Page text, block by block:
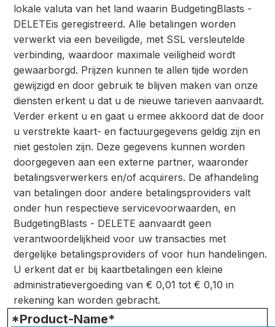
lokale valuta van het land waarin BudgetingBlasts -
DELETEis geregistreerd. Alle betalingen worden
verwerkt via een beveiligde, met SSL versleutelde
verbinding, waardoor maximale veiligheid wordt
gewaarborgd. Prijzen kunnen te allen tijde worden
gewijzigd en door gebruik te blijven maken van onze
diensten erkent u dat u de nieuwe tarieven aanvaardt.
Verder erkent u en gaat u ermee akkoord dat de door
u verstrekte kaart- en factuurgegevens geldig zijn en
niet gestolen zijn. Deze gegevens kunnen worden
doorgegeven aan een externe partner, waaronder
betalingsverwerkers en/of acquirers. De afhandeling
van betalingen door andere betalingsproviders valt
onder hun respectieve servicevoorwaarden, en
BudgetingBlasts - DELETE aanvaardt geen
verantwoordelijkheid voor uw transacties met
dergelijke betalingsproviders of voor hun handelingen.
U erkent dat er bij kaartbetalingen een kleine
administratievergoeding van € 0,01 tot € 0,10 in
rekening kan worden gebracht.
*Product-Name*